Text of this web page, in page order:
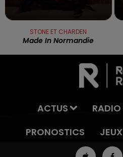
STONE ET CHARDEN
Made In Normandie
ACTUS RADIO
PRONOSTICS
JEUX